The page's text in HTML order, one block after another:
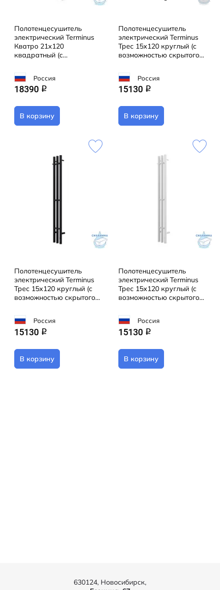
Полотенцесушитель
электрический Terminus
Кватро 21х120
квадратный (с
подключения) (белый
матовый)Россия
18390 q
В корзину
Полотенцесушитель
электрический Terminus
Трес 15х120 круглый (с
возможностью скрытого
Россия
15130 q
В корзину
Полотенцесушитель
электрический Terminus
Трес 15х120 круглый (с
возможностью скрытого
матовый)
Россия
15130 q
В корзину
Полотенцесушитель
электрический Terminus
Трес 15х120 круглый (с
возможностью скрытого
матовый)
Россия
15130 q
В корзину
630124, Новосибирск,